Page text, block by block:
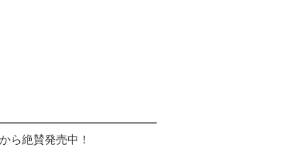
ら絶賛発売中！